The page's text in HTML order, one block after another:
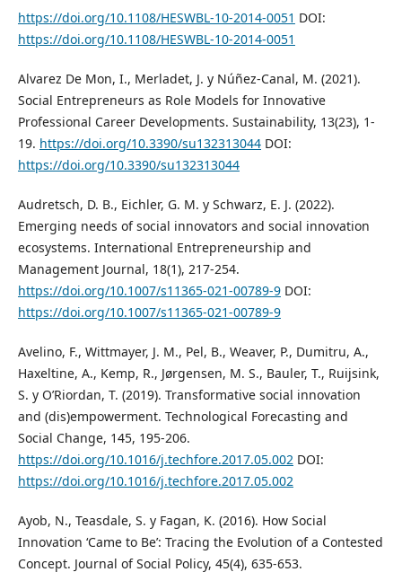
https://doi.org/10.1108/HESWBL-10-2014-0051 DOI:
https://doi.org/10.1108/HESWBL-10-2014-0051
Alvarez De Mon, I., Merladet, J. y Núñez-Canal, M. (2021).
Social Entrepreneurs as Role Models for Innovative
Professional Career Developments. Sustainability, 13(23), 1-
19. https://doi.org/10.3390/su132313044DOI:
https://doi.org/10.3390/su132313044
Audretsch, D. B., Eichler, G. M. y Schwarz, E. J. (2022).
Emerging needs of social innovators and social innovation
ecosystems. International Entrepreneurship and
Management Journal, 18(1), 217-254.
https://doi.org/10.1007/s11365-021-00789-9DOI:
https://doi.org/10.1007/s11365-021-00789-9
Avelino, F., Wittmayer, J. M., Pel, B., Weaver, P., Dumitru, A.,
Haxeltine, A., Kemp, R., Jørgensen, M. S., Bauler, T., Ruijsink,
S. y O’Riordan, T. (2019). Transformative social innovation
and (dis)empowerment. Technological Forecasting and
Social Change, 145, 195-206.
https://doi.org/10.1016/j.techfore.2017.05.002DOI:
https://doi.org/10.1016/j.techfore.2017.05.002
Ayob, N., Teasdale, S. y Fagan, K. (2016). How Social
Innovation ‘Came to Be’: Tracing the Evolution of a Contested
Concept. Journal of Social Policy, 45(4), 635-653.